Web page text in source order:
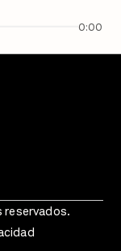
0:00